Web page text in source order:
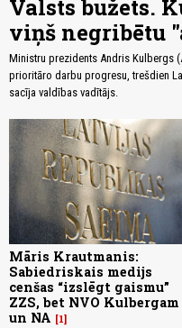
Valsts bužets.
viņš negribētu
Ministru prezidents Andris Kulbergs
prioritāro darbu progresu, trešdien
sacīja valdības vadītājs.
Māris Krautmanis:
Sabiedriskais medijs
cenšas “izslēgt gaismu”
ZZS, bet NVO Kulbergam
un NA
1